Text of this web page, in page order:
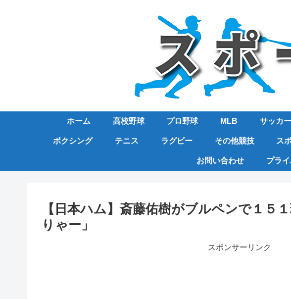
ホーム 高校野球 プロ野球 MLB サッカ
ボクシング テニス ラグビー その他競技 ス
お問い合わせ プラ
【日本ハム】斎藤佑樹がブルペンで１５
りゃー」
スポンサーリンク